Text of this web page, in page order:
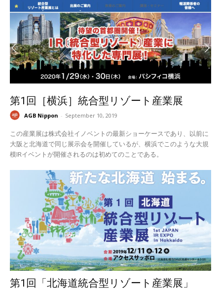
第1回［横浜］統合型リゾート産業展
AGB Nippon - September 10, 2019
この産業展は株式会社イノベントの最新ショーケースであり、以前に
大阪と北海道で同じ展示会を開催しているが、横浜でこのような大規
模IRイベントが開催されるのは初めてのことである。
第1回「北海道統合型リゾート産業展」